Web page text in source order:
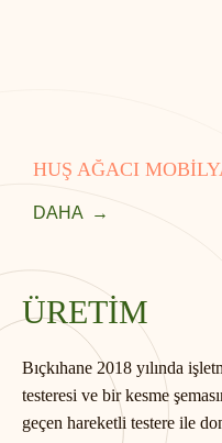
HUŞ AĞACI
DAHA
ÜRETİM
Bıçkıhane 2018 yılında
testeresi ve bir kesme
geçen hareketli testere ile